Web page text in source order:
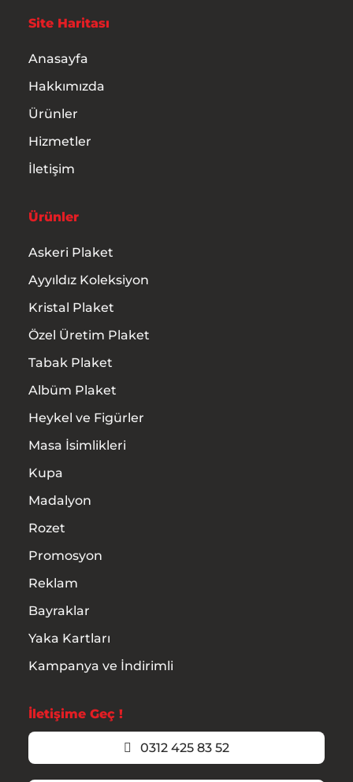
Site Haritası
Anasayfa
Hakkımızda
Ürünler
Hizmetler
İletişim
Ürünler
Askeri Plaket
Ayyıldız Koleksiyon
Kristal Plaket
Özel Üretim Plaket
Tabak Plaket
Albüm Plaket
Heykel ve Figürler
Masa İsimlikleri
Kupa
Madalyon
Rozet
Promosyon
Reklam
Bayraklar
Yaka Kartları
Kampanya ve İndirimli
İletişime Geç !
0312 425 83 52